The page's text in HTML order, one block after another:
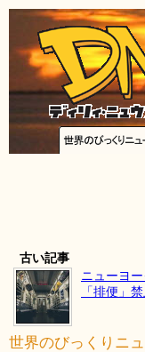
古い記事
ニューヨ
「排便」
世界のびっくりニ